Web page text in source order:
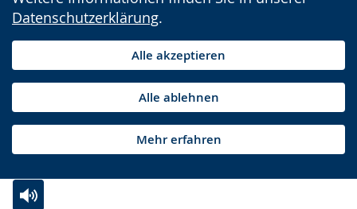
Datenschutzerklärung.
Alle akzeptieren
Alle ablehnen
Mehr erfahren